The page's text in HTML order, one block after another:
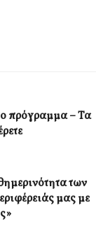
πρόγραμμα – Τα
των
μας με